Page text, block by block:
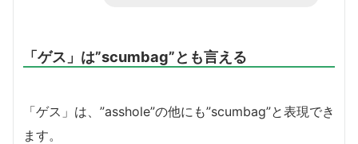
「ゲス」は”scumbag”とも言える
「ゲス」は、”asshole”の他にも”scumbag”と表現でき
ます。